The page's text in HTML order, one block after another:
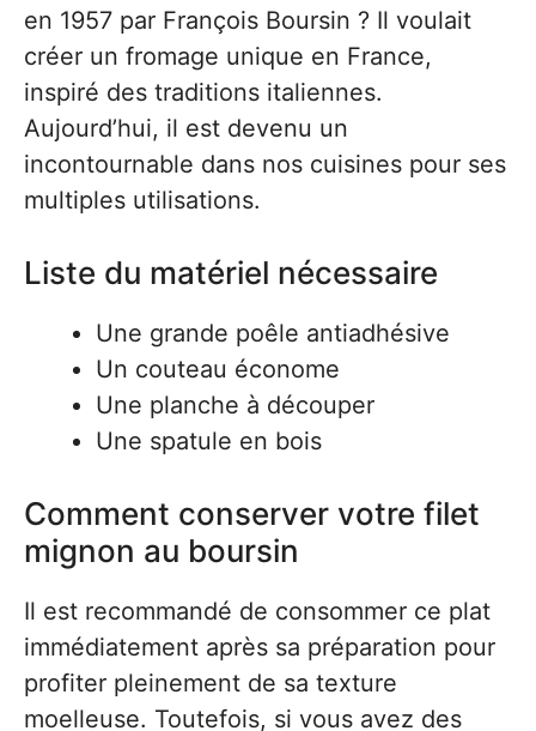
en 1957 par François Boursin ? Il voulait
créer un fromage unique en France,
inspiré des traditions italiennes.
Aujourd’hui, il est devenu un
incontournable dans nos cuisines pour ses
multiples utilisations.
Liste du matériel nécessaire
Une grande poêle antiadhésive
Un couteau économe
Une planche à découper
Une spatule en bois
Comment conserver votre filet
mignon au boursin
Il est recommandé de consommer ce plat
immédiatement après sa préparation pour
profiter pleinement de sa texture
moelleuse. Toutefois, si vous avez des